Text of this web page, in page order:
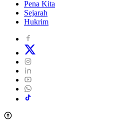
Pena Kita
Sejarah
Hukrim